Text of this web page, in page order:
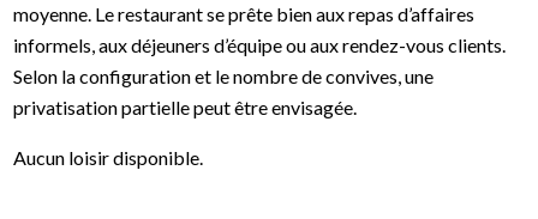
moyenne. Le restaurant se prête bien aux repas d’affaires
informels, aux déjeuners d’équipe ou aux rendez-vous clients.
Selon la configuration et le nombre de convives, une
privatisation partielle peut être envisagée.
Aucun loisir disponible.